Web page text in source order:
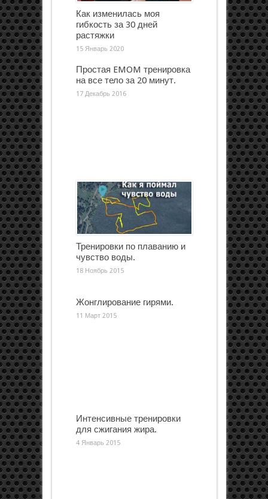
Как изменилась моя
гибкость за 30 дней
растяжки
15 Январь 2020
Простая EMOM тренировка
на все тело за 20 минут.
17 Декабрь 2016
Тренировки по плаванию и
чувство воды.
18 Ноябрь 2015
Жонглирование гирями.
11 Март 2015
Интенсивные тренировки
для сжигания жира.
4 Январь 2015